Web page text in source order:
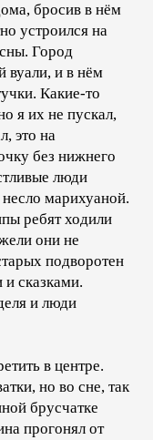
бросив в нём
устроился на
Город
вуали, и в нём
Какие-то
я их не пускал,
это на
без нижнего
люди
марихуаной.
ребят ходили
они не
подворотен
сказками.
и люди
в центре.
но во сне, так
брусчатке
прогонял от